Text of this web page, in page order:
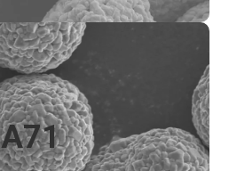
A71
A71
物，83mol%（83Ni）